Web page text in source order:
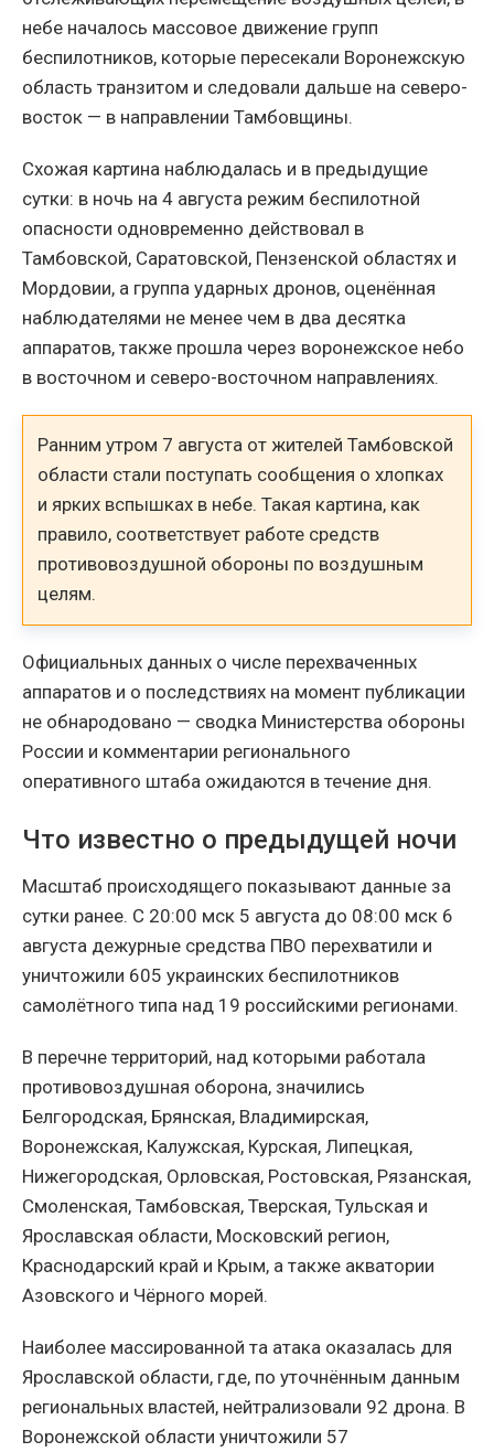
небе началось массовое движение групп
беспилотников, которые пересекали Воронежскую
область транзитом и следовали дальше на северо-
восток — в направлении Тамбовщины.
Схожая картина наблюдалась и в предыдущие
сутки: в ночь на 4 августа режим беспилотной
опасности одновременно действовал в
Тамбовской, Саратовской, Пензенской областях и
Мордовии, а группа ударных дронов, оценённая
наблюдателями не менее чем в два десятка
аппаратов, также прошла через воронежское небо
в восточном и северо-восточном направлениях.
Ранним утром 7 августа от жителей Тамбовской
области стали поступать сообщения о хлопках
и ярких вспышках в небе. Такая картина, как
правило, соответствует работе средств
противовоздушной обороны по воздушным
целям.
Официальных данных о числе перехваченных
аппаратов и о последствиях на момент публикации
не обнародовано — сводка Министерства обороны
России и комментарии регионального
оперативного штаба ожидаются в течение дня.
Что известно о предыдущей ночи
Масштаб происходящего показывают данные за
сутки ранее. С 20:00 мск 5 августа до 08:00 мск 6
августа дежурные средства ПВО перехватили и
уничтожили 605 украинских беспилотников
самолётного типа над 19 российскими регионами.
В перечне территорий, над которыми работала
противовоздушная оборона, значились
Белгородская, Брянская, Владимирская,
Воронежская, Калужская, Курская, Липецкая,
Нижегородская, Орловская, Ростовская, Рязанская,
Смоленская, Тамбовская, Тверская, Тульская и
Ярославская области, Московский регион,
Краснодарский край и Крым, а также акватории
Азовского и Чёрного морей.
Наиболее массированной та атака оказалась для
Ярославской области, где, по уточнённым данным
региональных властей, нейтрализовали 92 дрона. В
Воронежской области уничтожили 57